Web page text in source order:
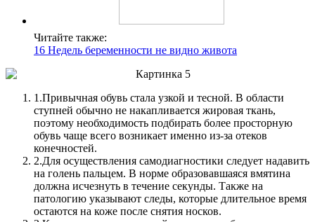
Читайте также:
16 Недель беременности не видно живота
1.Привычная обувь стала узкой и тесной. В области
ступней обычно не накапливается жировая ткань,
поэтому необходимость подбирать более просторную
обувь чаще всего возникает именно из-за отеков
конечностей.
2.Для осуществления самодиагностики следует надавить
на голень пальцем. В норме образовавшаяся вмятина
должна исчезнуть в течение секунды. Также на
патологию указывают следы, которые длительное время
остаются на коже после снятия носков.